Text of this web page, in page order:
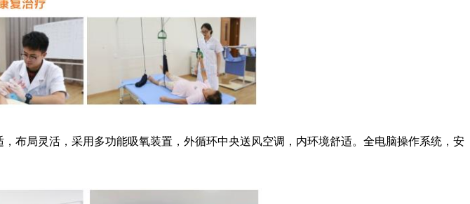
局灵活，采用多功能吸氧装置，外循环中央送风空调，内环境舒适。全电脑操作系统，安